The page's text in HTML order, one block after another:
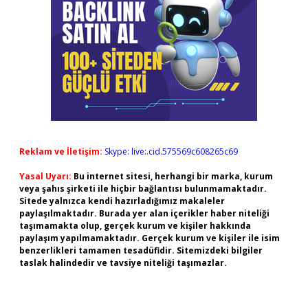
Reklam ve İletişim: Skype: live:.cid.575569c608265c69
Yasal Uyarı: Bu internet sitesi, herhangi bir marka, kurum
veya şahıs şirketi ile hiçbir bağlantısı bulunmamaktadır.
Sitede yalnızca kendi hazırladığımız makaleler
paylaşılmaktadır. Burada yer alan içerikler haber niteliği
taşımamakta olup, gerçek kurum ve kişiler hakkında
paylaşım yapılmamaktadır. Gerçek kurum ve kişiler ile isim
benzerlikleri tamamen tesadüfidir. Sitemizdeki bilgiler
taslak halindedir ve tavsiye niteliği taşımazlar.